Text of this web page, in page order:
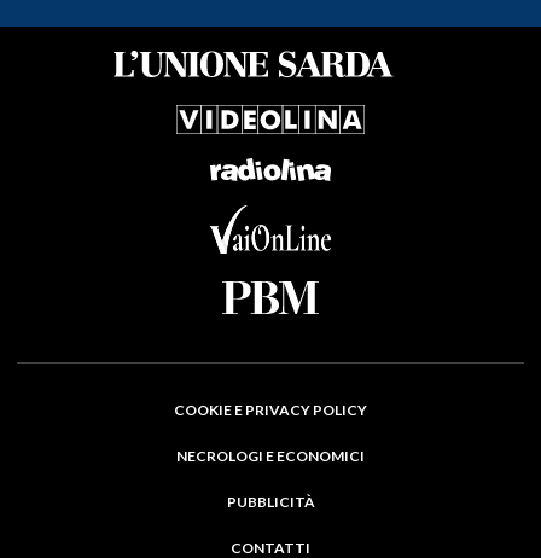
COOKIE E PRIVACY POLICY
NECROLOGI E ECONOMICI
PUBBLICITÀ
CONTATTI